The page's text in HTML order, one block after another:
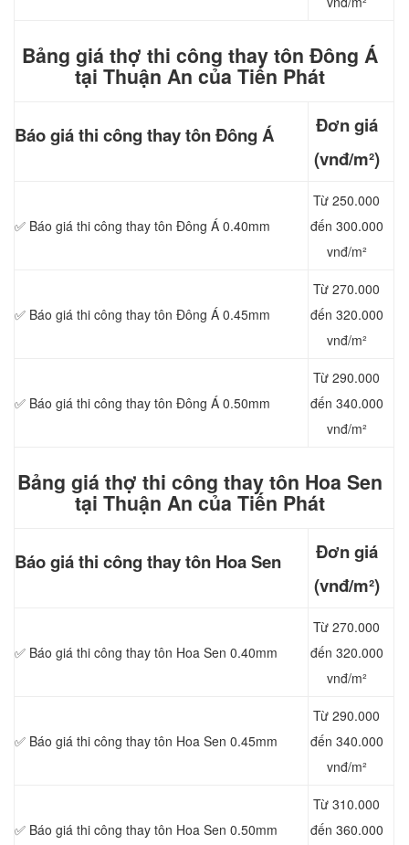
Bảng giá thợ thi công thay tôn Đông Á
tại Thuận An của Tiến Phát
Báo giá thi công thay tôn Đông Á
Đơn giá
(vnđ/m²)
✅ Báo giá thi công thay tôn Đông Á 0.40mm
Từ 250.000
đến 300.000
vnđ/m²
✅ Báo giá thi công thay tôn Đông Á 0.45mm
Từ 270.000
đến 320.000
vnđ/m²
✅ Báo giá thi công thay tôn Đông Á 0.50mm
Từ 290.000
đến 340.000
vnđ/m²
Bảng giá thợ thi công thay tôn Hoa Sen
tại Thuận An của Tiến Phát
Báo giá thi công thay tôn Hoa Sen
Đơn giá
(vnđ/m²)
✅ Báo giá thi công thay tôn Hoa Sen 0.40mm
Từ 270.000
đến 320.000
vnđ/m²
✅ Báo giá thi công thay tôn Hoa Sen 0.45mm
Từ 290.000
đến 340.000
vnđ/m²
✅ Báo giá thi công thay tôn Hoa Sen 0.50mm
Từ 310.000
đến 360.000